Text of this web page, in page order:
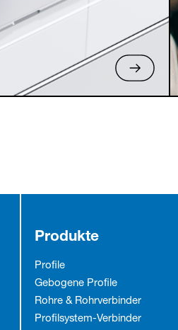
Produkte
Profile
Gebogene Profile
Rohre & Rohrverbinder
Profilsystem-Verbinder